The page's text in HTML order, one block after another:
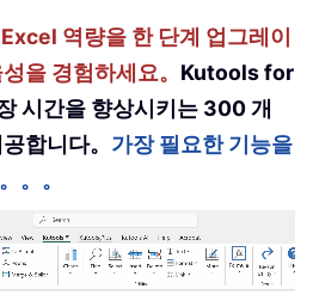
역량을 한 단계 업그레이
을 경험하세요。 Kutools for
시간을 향상시키는 300 개
합니다。 가장 필요한 기능을
。。